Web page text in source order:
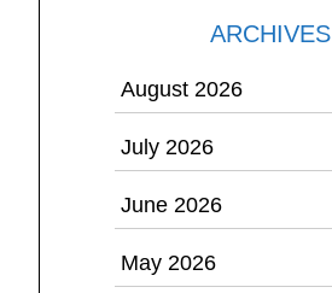
ARCHIVES
August 2026
July 2026
June 2026
May 2026